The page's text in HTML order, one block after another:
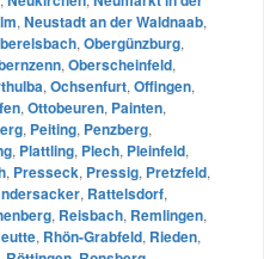
, Neustadt an der Waldnaab,
, Obergünzburg,
, Oberscheinfeld,
, Ochsenfurt, Offingen,
, Ottobeuren, Painten,
, Peiting, Penzberg,
, Plattling, Plech, Pleinfeld,
, Presseck, Pressig, Pretzfeld,
, Rattelsdorf,
, Reisbach, Remlingen,
, Rhön-Grabfeld, Rieden,